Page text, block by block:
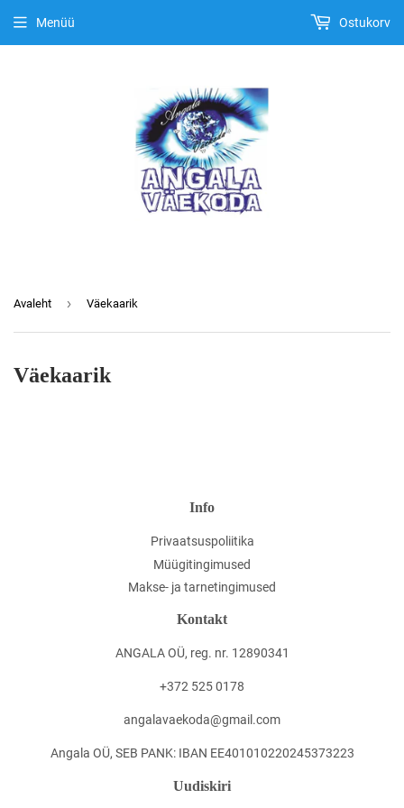
Menüü Ostukorv
Avaleht › Väekaarik
Väekaarik
Info
Privaatsuspoliitika
Müügitingimused
Makse- ja tarnetingimused
Kontakt
ANGALA OÜ, reg. nr. 12890341
+372 525 0178
angalavaekoda@gmail.com
Angala OÜ, SEB PANK: IBAN EE401010220245373223
Uudiskiri